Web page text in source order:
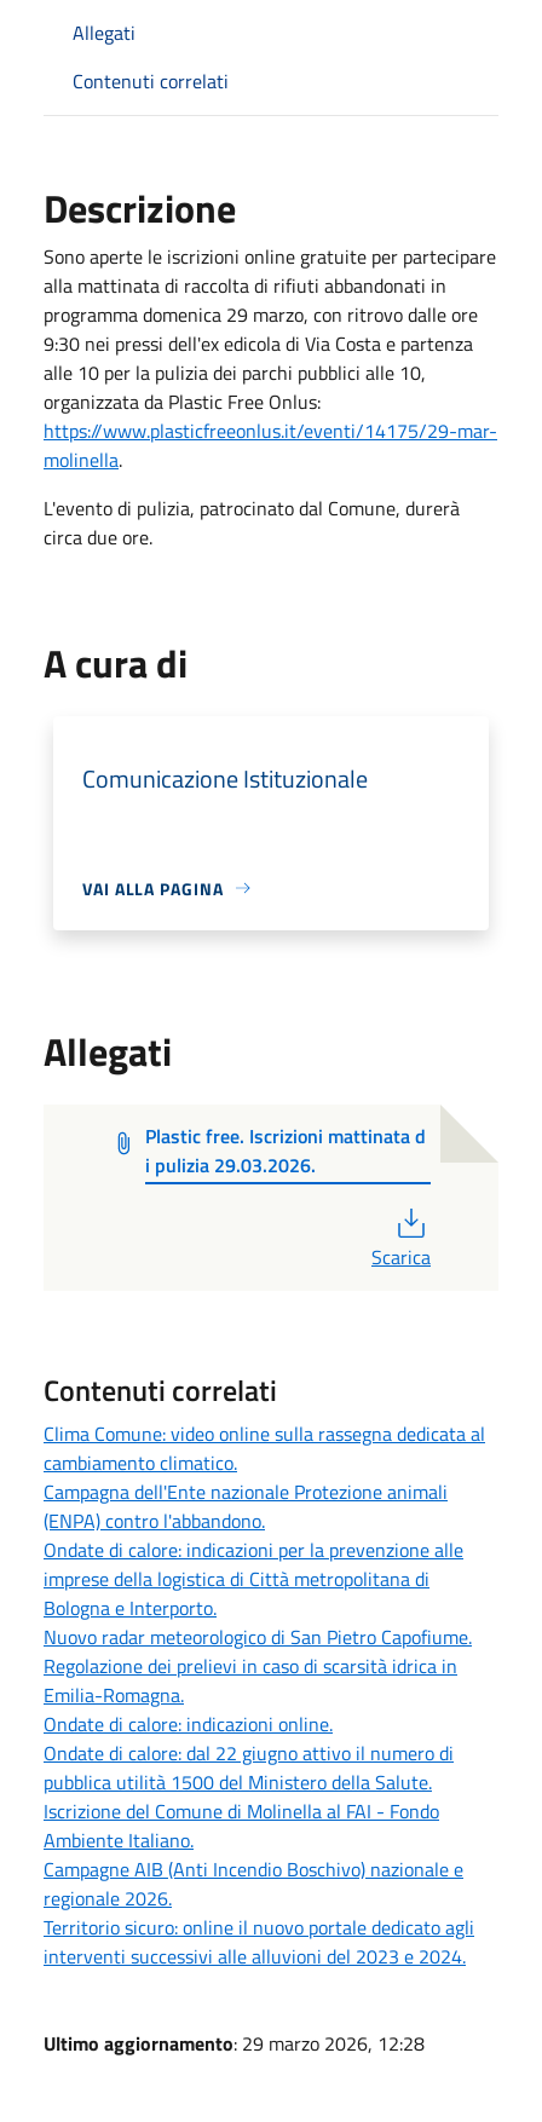
Allegati
Contenuti correlati
Descrizione
Sono aperte le iscrizioni online gratuite per partecipare
alla mattinata di raccolta di rifiuti abbandonati in
programma domenica 29 marzo, con ritrovo dalle ore
9:30 nei pressi dell'ex edicola di Via Costa e partenza
alle 10 per la pulizia dei parchi pubblici alle 10,
organizzata da Plastic Free Onlus:
https://www.plasticfreeonlus.it/eventi/14175/29-mar-
molinella.
L'evento di pulizia, patrocinato dal Comune, durerà
circa due ore.
A cura di
Comunicazione Istituzionale
VAI ALLA PAGINA
Allegati
Plastic free. Iscrizioni mattinata d
i pulizia 29.03.2026.
Scarica
Contenuti correlati
Clima Comune: video online sulla rassegna dedicata al
cambiamento climatico.
Campagna dell'Ente nazionale Protezione animali
(ENPA) contro l'abbandono.
Ondate di calore: indicazioni per la prevenzione alle
imprese della logistica di Città metropolitana di
Bologna e Interporto.
Nuovo radar meteorologico di San Pietro Capofiume.
Regolazione dei prelievi in caso di scarsità idrica in
Emilia-Romagna.
Ondate di calore: indicazioni online.
Ondate di calore: dal 22 giugno attivo il numero di
pubblica utilità 1500 del Ministero della Salute.
Iscrizione del Comune di Molinella al FAI - Fondo
Ambiente Italiano.
Campagne AIB (Anti Incendio Boschivo) nazionale e
regionale 2026.
Territorio sicuro: online il nuovo portale dedicato agli
interventi successivi alle alluvioni del 2023 e 2024.
Ultimo aggiornamento: 29 marzo 2026, 12:28